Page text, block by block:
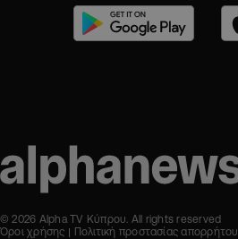
© 2026 Alpha TV Κύπρου. All rights reserved
Όροι χρήσης
Πολιτική προστασίας απορρήτου